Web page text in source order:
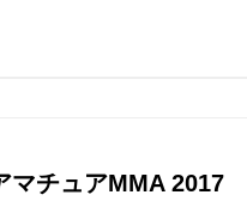
マチュアMMA 2017